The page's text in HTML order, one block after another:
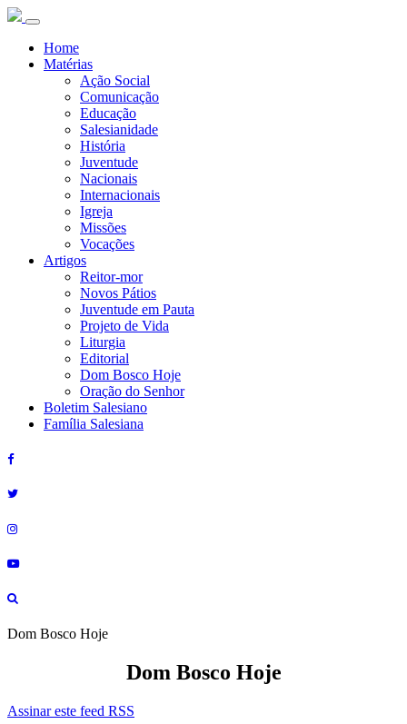
Home
Matérias
Ação Social
Comunicação
Educação
Salesianidade
História
Juventude
Nacionais
Internacionais
Igreja
Missões
Vocações
Artigos
Reitor-mor
Novos Pátios
Juventude em Pauta
Projeto de Vida
Liturgia
Editorial
Dom Bosco Hoje
Oração do Senhor
Boletim Salesiano
Família Salesiana
Dom Bosco Hoje
Dom Bosco Hoje
Assinar este feed RSS